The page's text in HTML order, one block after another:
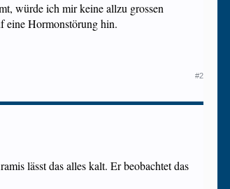
würde ich mir keine allzu grossen
eine Hormonstörung hin.
#2
lässt das alles kalt. Er beobachtet das